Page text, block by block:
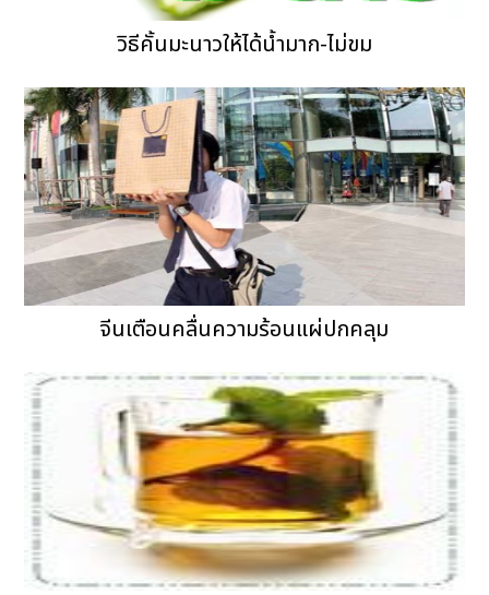
วิธีคั้นมะนาวให้ได้น้ำมาก-ไม่ขม
จีนเตือนคลื่นความร้อนแผ่ปกคลุม